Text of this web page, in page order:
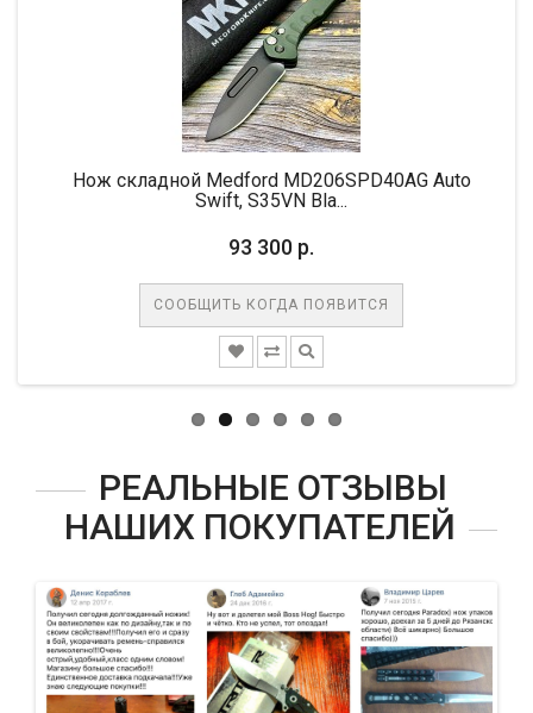
Нож складной Medford MD206SPD40AG Auto
Swift, S35VN Bla...
93 300 р.
СООБЩИТЬ КОГДА ПОЯВИТСЯ
РЕАЛЬНЫЕ ОТЗЫВЫ
НАШИХ ПОКУПАТЕЛЕЙ